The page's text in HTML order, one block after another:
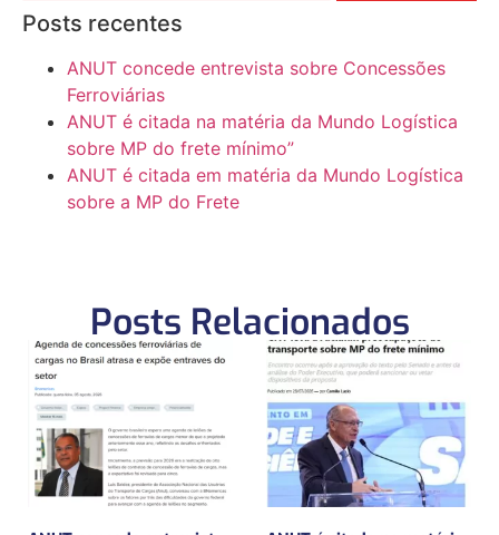
Posts recentes
ANUT concede entrevista sobre Concessões
Ferroviárias
ANUT é citada na matéria da Mundo Logística
sobre MP do frete mínimo”
ANUT é citada em matéria da Mundo Logística
sobre a MP do Frete
Posts Relacionados